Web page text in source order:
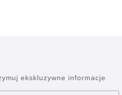
ekskluzywne informacje